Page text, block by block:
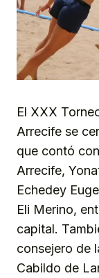
El XXX
Arrecife se
que contó
Arrecife,
Echedey
Eli Merino,
capital.
consejero de
Cabildo de